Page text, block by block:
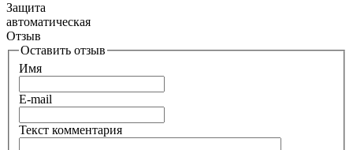
Защита
автоматическая
Отзыв
Оставить отзыв
Имя
E-mail
Текст комментария